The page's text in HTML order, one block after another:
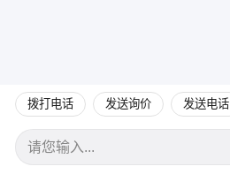
拨打电话 发送询价 发送电话